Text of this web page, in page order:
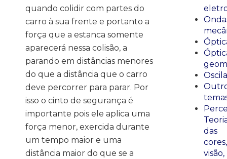
quando colidir com partes do
carro à sua frente e portanto a
força que a estanca somente
aparecerá nessa colisão, a
parando em distâncias menores
do que a distância que o carro
deve percorrer para parar. Por
isso o cinto de segurança é
importante pois ele aplica uma
força menor, exercida durante
um tempo maior e uma
distância maior do que se a
das
cores,
visão,